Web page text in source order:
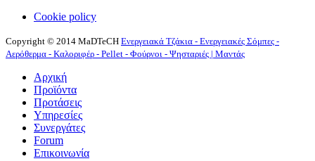
Cookie policy
Copyright © 2014 MaDTeCH Ενεργειακά Τζάκια - Ενεργειακές Σόμπες -
Αερόθερμα - Καλοριφέρ - Pellet - Φούρνοι - Ψησταριές | Μαντάς
Αρχική
Προϊόντα
Προτάσεις
Υπηρεσίες
Συνεργάτες
Forum
Επικοινωνία